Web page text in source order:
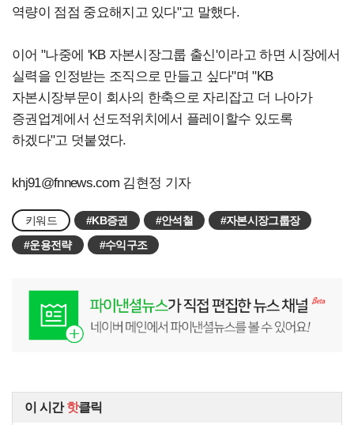
역량이 점점 중요해지고 있다"고 말했다.
이어 "나중에 'KB 자본시장그룹 출신'이라고 하면 시장에서
실력을 인정받는 조직으로 만들고 싶다"며 "KB
자본시장부문이 회사의 한축으로 자리잡고 더 나아가
증권업계에서 선도적위치에서 플레이할수 있도록
하겠다"고 덧붙였다.
khj91@fnnews.com 김현정 기자
키워드 #KB증권 #안석철
#자본시장그룹장
#운용전략
#수익구조
이 시간핫클릭